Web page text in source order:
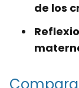
de los